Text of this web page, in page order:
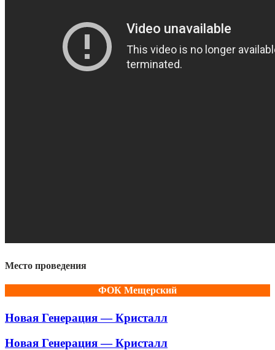
Место проведения
ФОК Мещерский
Новая Генерация — Кристалл
Новая Генерация — Кристалл